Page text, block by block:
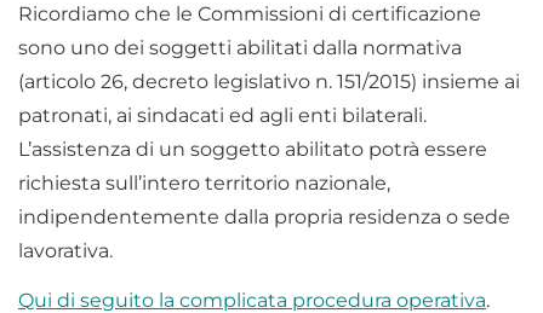
Ricordiamo che le Commissioni di certificazione
sono uno dei soggetti abilitati dalla normativa
(articolo 26, decreto legislativo n. 151/2015) insieme ai
patronati, ai sindacati ed agli enti bilaterali.
L’assistenza di un soggetto abilitato potrà essere
richiesta sull’intero territorio nazionale,
indipendentemente dalla propria residenza o sede
lavorativa.
Qui di seguito la complicata procedura operativa.